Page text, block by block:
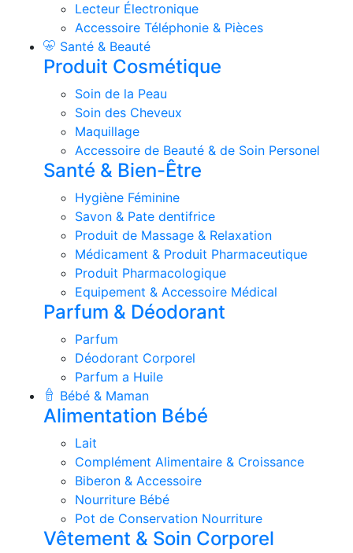
Lecteur Électronique
Accessoire Téléphonie & Pièces
Santé & Beauté
Produit Cosmétique
Soin de la Peau
Soin des Cheveux
Maquillage
Accessoire de Beauté & de Soin Personel
Santé & Bien-Être
Hygiène Féminine
Savon & Pate dentifrice
Produit de Massage & Relaxation
Médicament & Produit Pharmaceutique
Produit Pharmacologique
Equipement & Accessoire Médical
Parfum & Déodorant
Parfum
Déodorant Corporel
Parfum a Huile
Bébé & Maman
Alimentation Bébé
Lait
Complément Alimentaire & Croissance
Biberon & Accessoire
Nourriture Bébé
Pot de Conservation Nourriture
Vêtement & Soin Corporel